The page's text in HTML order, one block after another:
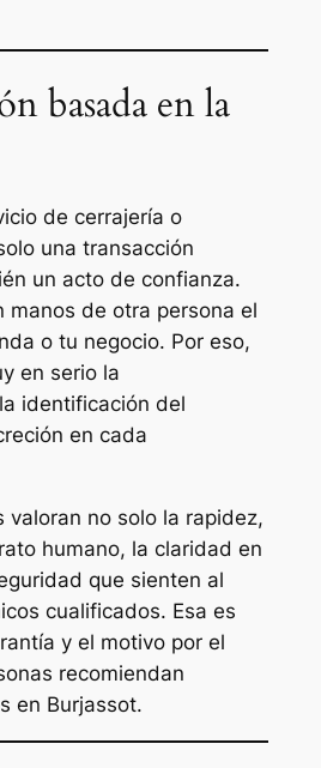
basada en la
de cerrajería o
una transacción
un acto de confianza.
manos de otra persona el
o tu negocio. Por eso,
en serio la
identificación del
en cada
valoran no solo la rapidez,
humano, la claridad en
que sienten al
cualificados. Esa es
y el motivo por el
recomiendan
en Burjassot.